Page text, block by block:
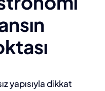
yapısıyla dikkat